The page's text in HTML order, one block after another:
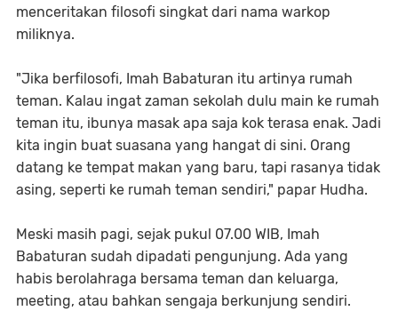
menceritakan filosofi singkat dari nama warkop
miliknya.
"Jika berfilosofi, Imah Babaturan itu artinya rumah
teman. Kalau ingat zaman sekolah dulu main ke rumah
teman itu, ibunya masak apa saja kok terasa enak. Jadi
kita ingin buat suasana yang hangat di sini. Orang
datang ke tempat makan yang baru, tapi rasanya tidak
asing, seperti ke rumah teman sendiri," papar Hudha.
Meski masih pagi, sejak pukul 07.00 WIB, Imah
Babaturan sudah dipadati pengunjung. Ada yang
habis berolahraga bersama teman dan keluarga,
meeting, atau bahkan sengaja berkunjung sendiri.